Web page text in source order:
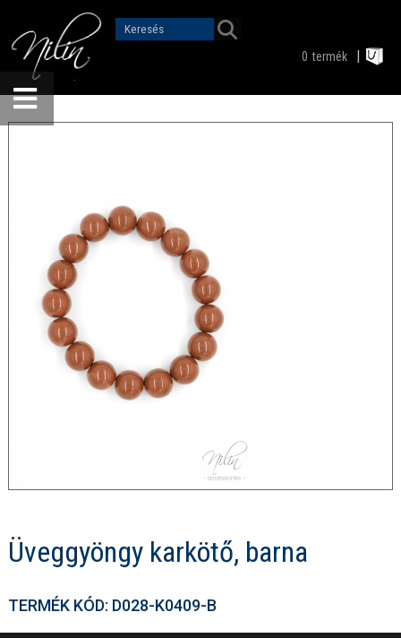
0 termék
Üveggyöngy karkötő, barna
TERMÉK KÓD: D028-K0409-B